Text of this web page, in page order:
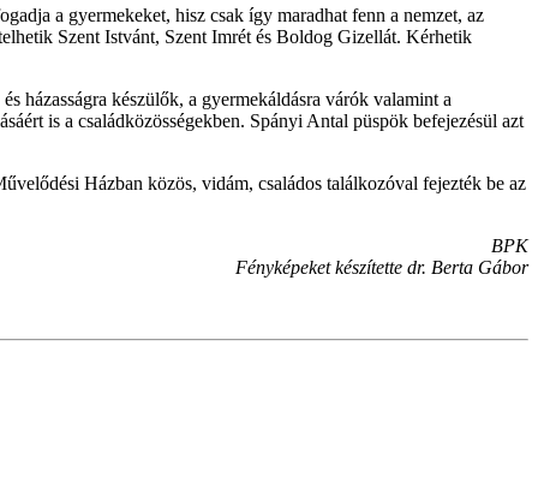
a gyermekeket, hisz csak így maradhat fenn a nemzet, az
Szent Istvánt, Szent Imrét és Boldog Gizellát. Kérhetik
házasságra készülők, a gyermekáldásra várók valamint a
is a családközösségekben. Spányi Antal püspök befejezésül azt
Házban közös, vidám, családos találkozóval fejezték be az
BPK
Fényképeket készítette dr. Berta Gábor